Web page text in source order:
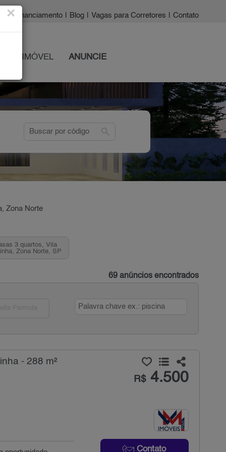
| Financiamento Blog Vagas para Corretores Contato
IMÓVEL ANUNCIE
search
Zona Norte
3 quartos, Vila
Zona Norte, SP
69 anúncios encontrados
- 288 m²
R$4.500
Contato
×